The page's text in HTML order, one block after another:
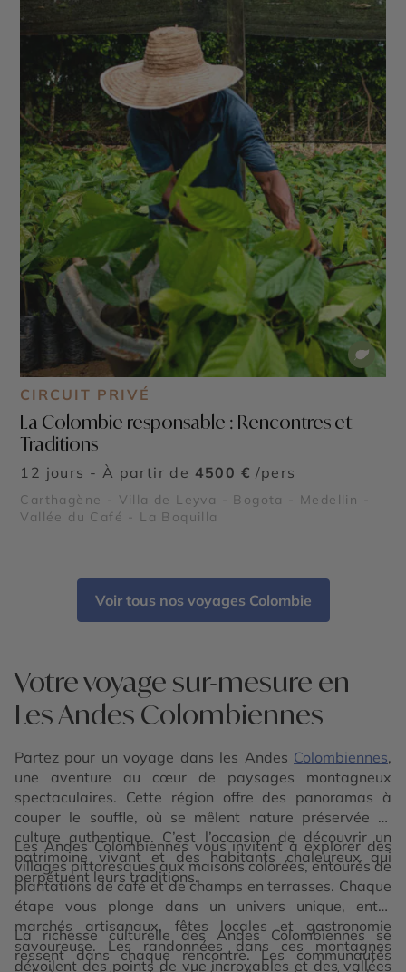
CIRCUIT PRIVÉ
La Colombie responsable : Rencontres et
Traditions
12 jours - À partir de 4500 € /pers
Carthagène - Villa de Leyva - Bogota - Medellin -
Vallée du Café - La Boquilla
Voir tous nos voyages Colombie
Votre voyage sur-mesure en
Les Andes Colombiennes
Partez pour un voyage dans les Andes Colombiennes,
une aventure au cœur de paysages montagneux
spectaculaires. Cette région offre des panoramas à
couper le souffle, où se mêlent nature préservée et
culture authentique. C’est l’occasion de découvrir un
patrimoine vivant et des habitants chaleureux qui
perpétuent leurs traditions.
Les Andes Colombiennes vous invitent à explorer des
villages pittoresques aux maisons colorées, entourés de
plantations de café et de champs en terrasses. Chaque
étape vous plonge dans un univers unique, entre
marchés artisanaux, fêtes locales et gastronomie
savoureuse. Les randonnées dans ces montagnes
dévoilent des points de vue incroyables et des vallées
La richesse culturelle des Andes Colombiennes se
ressent dans chaque rencontre. Les communautés